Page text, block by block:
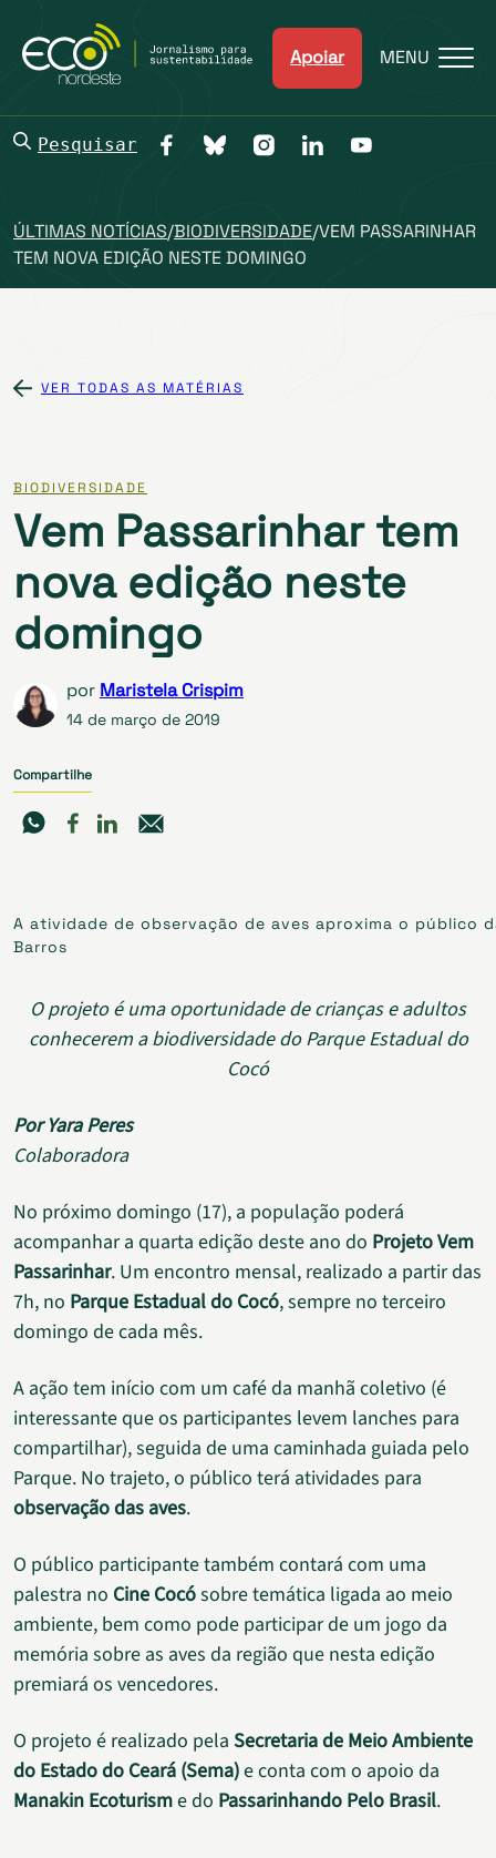
Apoiar MENU
Pesquisar
ÚLTIMAS NOTÍCIAS/BIODIVERSIDADE/VEM PASSARINHAR
TEM NOVA EDIÇÃO NESTE DOMINGO
VER TODAS AS MATÉRIAS
BIODIVERSIDADE
Vem Passarinhar tem
nova edição neste
domingo
por Maristela Crispim
14 de março de 2019
Compartilhe
A atividade de observação de aves aproxima o público
Barros
O projeto é uma oportunidade de crianças e adultos
conhecerem a biodiversidade do Parque Estadual do
Cocó
Por Yara Peres
Colaboradora
No próximo domingo (17), a população poderá
acompanhar a quarta edição deste ano do Projeto Vem
Passarinhar. Um encontro mensal, realizado a partir das
7h, no Parque Estadual do Cocó, sempre no terceiro
domingo de cada mês.
A ação tem início com um café da manhã coletivo (é
interessante que os participantes levem lanches para
compartilhar), seguida de uma caminhada guiada pelo
Parque. No trajeto, o público terá atividades para
observação das aves.
O público participante também contará com uma
palestra no Cine Cocósobre temática ligada ao meio
ambiente, bem como pode participar de um jogo da
memória sobre as aves da região que nesta edição
premiará os vencedores.
O projeto é realizado pela Secretaria de Meio Ambiente
do Estado do Ceará (Sema)e conta com o apoio da
Manakin Ecoturisme do Passarinhando Pelo Brasil.